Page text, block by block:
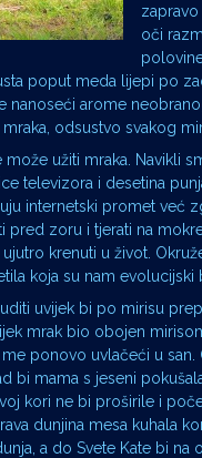
oči
poput meda lijepi po
nanoseći arome
odsustvo svakog
užiti mraka. Navikli
televizora i desetina
internetski promet već
pred zoru i tjerati na
krenuti u život.
koja su nam
uvijek bi po mirisu
mrak bio obojen
ponovo uvlačeći u
bi mama s jeseni
kori ne bi proširile i
dunjina mesa kuhala
a do Svete Kate bi